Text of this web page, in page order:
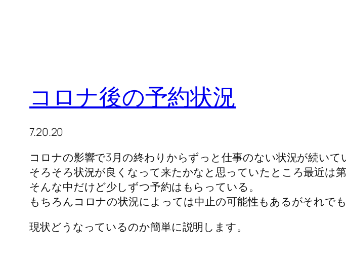
コロナ後の予約状況
7.20.20
コロナの影響で3月の終わりからずっと仕事のない状況が続いて
そろそろ状況が良くなって来たかなと思っていたところ最近は
そんな中だけど少しずつ予約はもらっている。
もちろんコロナの状況によっては中止の可能性もあるがそれで
現状どうなっているのか簡単に説明します。